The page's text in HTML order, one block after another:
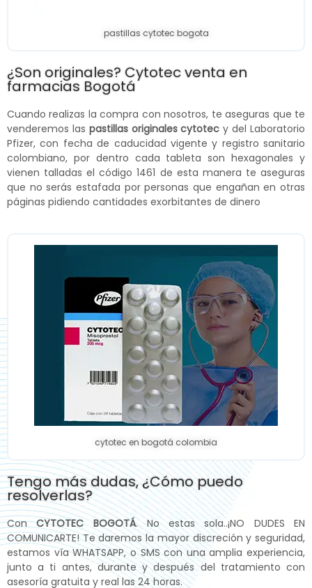
pastillas cytotec bogota
¿Son originales? Cytotec venta en
farmacias Bogotá
Cuando realizas la compra con nosotros, te aseguras que te
venderemos las pastillas originales cytotec y del Laboratorio
Pfizer, con fecha de caducidad vigente y registro sanitario
colombiano, por dentro cada tableta son hexagonales y
vienen talladas el código 1461 de esta manera te aseguras
que no serás estafada por personas que engañan en otras
páginas pidiendo cantidades exorbitantes de dinero
cytotec en bogotá colombia
Tengo más dudas, ¿Cómo puedo
resolverlas?
ConCYTOTEC BOGOTÁ. No estas sola..¡NO DUDES EN
COMUNICARTE! Te daremos la mayor discreción y seguridad,
estamos vía WHATSAPP, o SMS con una amplia experiencia,
junto a ti antes, durante y después del tratamiento con
asesoría gratuita y real las 24 horas.